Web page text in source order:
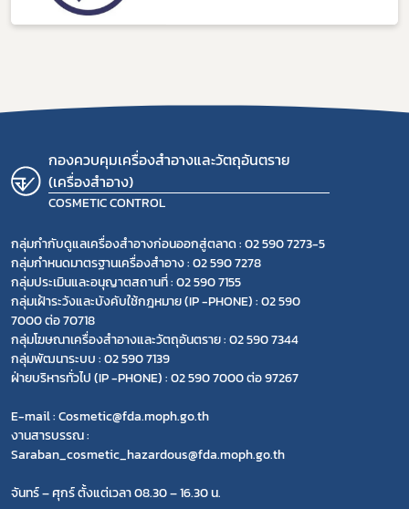
กองควบคุมเครื่องสำอางและวัตถุอันตราย
(เครื่องสำอาง)
COSMETIC CONTROL
กลุ่มกำกับดูแลเครื่องสำอางก่อนออกสู่ตลาด : 02 590 7273-5
กลุ่มกำหนดมาตรฐานเครื่องสำอาง : 02 590 7278
กลุ่มประเมินและอนุญาตสถานที่ : 02 590 7155
กลุ่มเฝ้าระวังและบังคับใช้กฎหมาย (IP -PHONE) : 02 590
7000 ต่อ 70718
กลุ่มโฆษณาเครื่องสำอางและวัตถุอันตราย : 02 590 7344
กลุ่มพัฒนาระบบ : 02 590 7139
ฝ่ายบริหารทั่วไป (IP -PHONE) : 02 590 7000 ต่อ 97267
E-mail : Cosmetic@fda.moph.go.th
งานสารบรรณ :
Saraban_cosmetic_hazardous@fda.moph.go.th
จันทร์ – ศุกร์ ตั้งแต่เวลา 08.30 – 16.30 น.